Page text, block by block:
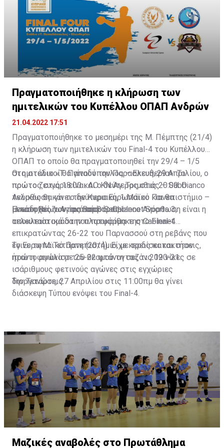
Πραγματοποιήθηκε η κλήρωση των
ημιτελικών του Κυπέλλου ΟΠΑΠ Ανδρών
21.04.2022 17:51
Πραγματοποιήθηκε το μεσημέρι της Μ. Πέμπτης (21/4)
η κλήρωση των ημιτελικών του Final-4 του Κυπέλλου
ΟΠΑΠ το οποίο θα πραγματοποιηθεί την 29/4 – 1/5
στο στάδιο «Τ. Παπαδόπουλος – Ελευθερία». Το
πρώτο ζευγάρι είναι ΑΟ ΚΝ Αγ. Τριμιθιάς – Sabbianco
Ανόρθωση και το δεύτερο Ευρωπαϊκό Πανεπιστήμιο –
Ένωση Νέων Αγίας Βαρβάρας.
Οι ημιτελικοί θα γίνουν την Παρασκευή, 29 Απριλίου, ο
πρώτος στις 18:00 και ο δεύτερος στις 20:00. Ο
τελικός θα γίνει την Κυριακή, 1 Μάϊου και θα
μεταδοθεί ζωντανά από το Cablenet Sports 3,
αποκλειστικά στην πλατφόρμα της Cablenet.
H κάτοχος του τροπαίου Sabbianco Ανόρθωση είναι η
τελευταία ομάδα που προκρίθηκε στο Final-4
επικρατώντας 26-22 του Παρνασσού στη ρεβάνς που
έγινε τη Μ. Τετάρτη (20/4). Είχε κερδίσει και στον
πρώτο αγώνα με 25-22 φτάνοντας τις 19 νίκες σε
ισάριθμους φετινούς αγώνες στις εγχώριες
διοργανώσεις.
Το Ευρωπαϊκό Πανεπιστήμιο, με τρεις κατακτήσεις,
ήταν η φιναλίστ του θεσμού τη σεζόν 2020-21.
Την Τετάρτη, 27 Απριλίου στις 11:00πμ θα γίνει
διάσκεψη Τύπου ενόψει του Final-4.
Μαζικές αναβολές στο Πρωτάθλημα